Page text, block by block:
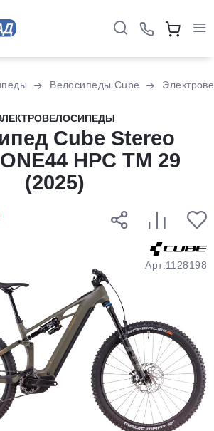
Велосипеды Cube
Cube Stereo
HPC TM 29
(2025)
Арт:1128198
части
товары
сегодня только
любого банка